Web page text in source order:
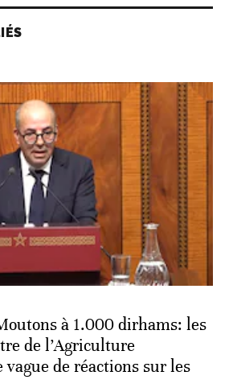
à 1.000 dirhams: les
de l’Agriculture
de réactions sur les